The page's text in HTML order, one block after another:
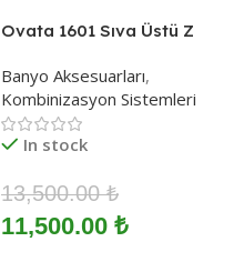
Ovata 1601 Sıva Üstü Z
Paslanmaz Satine
Banyo Aksesuarları,
Kombinizasyon Sistemleri
In stock
13,500.00₺
11,500.00 ₺